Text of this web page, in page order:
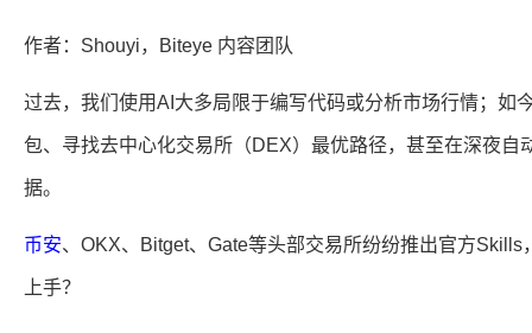
作者：Shouyi，Biteye 内容团队
过去，我们使用AI大多局限于编写代码或分析市场行情；如
包、寻找去中心化交易所（DEX）最优路径，甚至在深夜自
据。
币安、OKX、Bitget、Gate等头部交易所纷纷推出官方Skills
上手？